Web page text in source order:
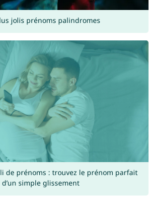
jolis prénoms palindromes
de prénoms : trouvez le prénom parfait
d’un simple glissement